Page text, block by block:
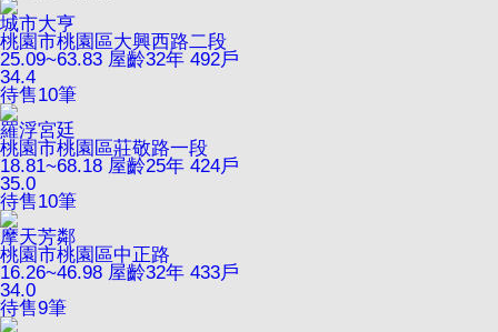
城市大亨
桃園市桃園區大興西路二段
25.09~63.83 屋齡32年 492戶
34.4
待售10筆
羅浮宮廷
桃園市桃園區莊敬路一段
18.81~68.18 屋齡25年 424戶
35.0
待售10筆
摩天芳鄰
桃園市桃園區中正路
16.26~46.98 屋齡32年 433戶
34.0
待售9筆